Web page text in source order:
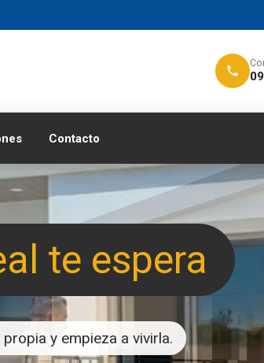
Contacto
te espera
y empieza a vivirla.